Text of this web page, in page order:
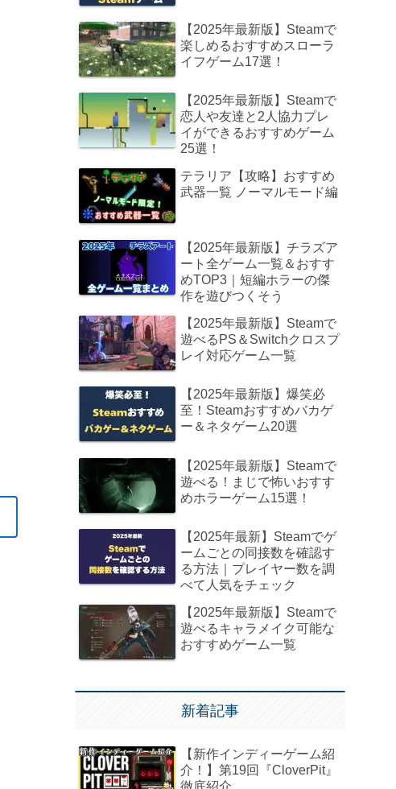
【2025年最新版】Steamで
楽しめるおすすめスローラ
イフゲーム17選！
【2025年最新版】Steamで
恋人や友達と2人協力プレ
イができるおすすめゲーム
25選！
テラリア【攻略】おすすめ
武器一覧 ノーマルモード編
【2025年最新版】チラズア
ート全ゲーム一覧＆おすす
めTOP3｜短編ホラーの傑
作を遊びつくそう
【2025年最新版】Steamで
遊べるPS＆Switchクロスプ
レイ対応ゲーム一覧
【2025年最新版】爆笑必
至！Steamおすすめバカゲ
ー＆ネタゲーム20選
【2025年最新版】Steamで
遊べる！まじで怖いおすす
めホラーゲーム15選！
【2025年最新】Steamでゲ
ームごとの同接数を確認す
る方法｜プレイヤー数を調
べて人気をチェック
【2025年最新版】Steamで
遊べるキャラメイク可能な
おすすめゲーム一覧
新着記事
【新作インディーゲーム紹
介！】第19回『CloverPit』